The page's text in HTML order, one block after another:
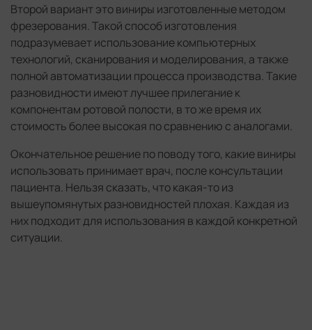
Второй вариант это виниры изготовленные методом
фрезерования. Такой способ изготовления
подразумевает использование компьютерных
технологий, сканирования и моделирования, а также
полной автоматизации процесса производства. Такие
разновидности имеют лучшее прилегание к
компонентам ротовой полости, в то же время их
стоимость более высокая по сравнению с аналогами.
Окончательное решение по поводу того, какие виниры
использовать принимает врач, после консультации
пациента. Нельзя сказать, что какая-то из
вышеупомянутых разновидностей плохая. Каждая из
них подходит для использования в каждой конкретной
ситуации.